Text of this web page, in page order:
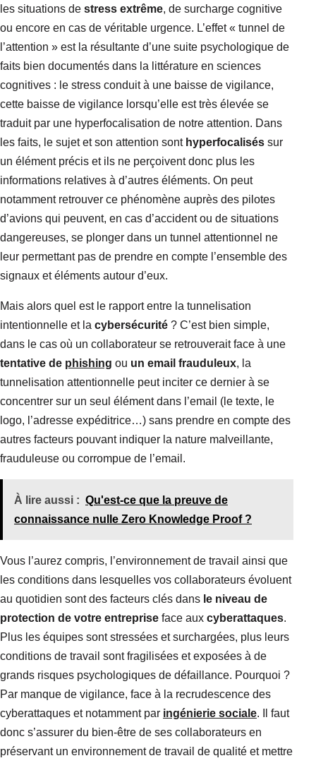
les situations de stress extrême, de surcharge cognitive
ou encore en cas de véritable urgence. L’effet « tunnel de
l’attention » est la résultante d’une suite psychologique de
faits bien documentés dans la littérature en sciences
cognitives : le stress conduit à une baisse de vigilance,
cette baisse de vigilance lorsqu’elle est très élevée se
traduit par une hyperfocalisation de notre attention. Dans
les faits, le sujet et son attention sont hyperfocalisés sur
un élément précis et ils ne perçoivent donc plus les
informations relatives à d’autres éléments. On peut
notamment retrouver ce phénomène auprès des pilotes
d’avions qui peuvent, en cas d’accident ou de situations
dangereuses, se plonger dans un tunnel attentionnel ne
leur permettant pas de prendre en compte l’ensemble des
signaux et éléments autour d’eux.
Mais alors quel est le rapport entre la tunnelisation
intentionnelle et la cybersécurité ? C’est bien simple,
dans le cas où un collaborateur se retrouverait face à une
tentative de phishing ou un email frauduleux, la
tunnelisation attentionnelle peut inciter ce dernier à se
concentrer sur un seul élément dans l’email (le texte, le
logo, l’adresse expéditrice…) sans prendre en compte des
autres facteurs pouvant indiquer la nature malveillante,
frauduleuse ou corrompue de l’email.
À lire aussi : Qu'est-ce que la preuve de
connaissance nulle Zero Knowledge Proof ?
Vous l’aurez compris, l’environnement de travail ainsi que
les conditions dans lesquelles vos collaborateurs évoluent
au quotidien sont des facteurs clés dans le niveau de
protection de votre entreprise face aux cyberattaques.
Plus les équipes sont stressées et surchargées, plus leurs
conditions de travail sont fragilisées et exposées à de
grands risques psychologiques de défaillance. Pourquoi ?
Par manque de vigilance, face à la recrudescence des
cyberattaques et notamment par ingénierie sociale. Il faut
donc s’assurer du bien-être de ses collaborateurs en
préservant un environnement de travail de qualité et mettre